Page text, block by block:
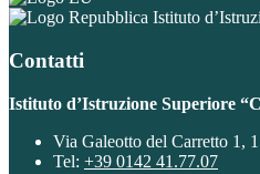
Istituto
Contatti
Istituto d’Istruzione Superiore
Via Galeotto del Carretto 1,
Tel: +39 0142 41.77.07